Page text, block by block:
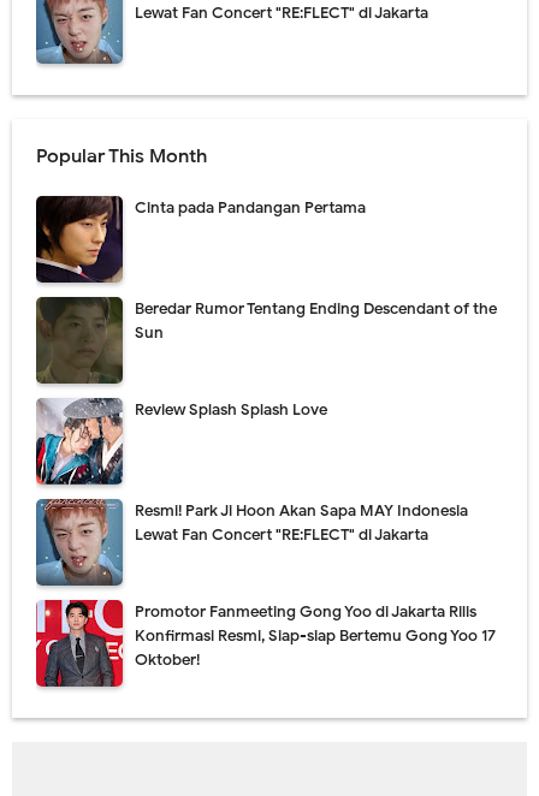
Lewat Fan Concert "RE:FLECT" di Jakarta
Popular This Month
Cinta pada Pandangan Pertama
Beredar Rumor Tentang Ending Descendant of the
Sun
Review Splash Splash Love
Resmi! Park Ji Hoon Akan Sapa MAY Indonesia
Lewat Fan Concert "RE:FLECT" di Jakarta
Promotor Fanmeeting Gong Yoo di Jakarta Rilis
Konfirmasi Resmi, Siap-siap Bertemu Gong Yoo 17
Oktober!